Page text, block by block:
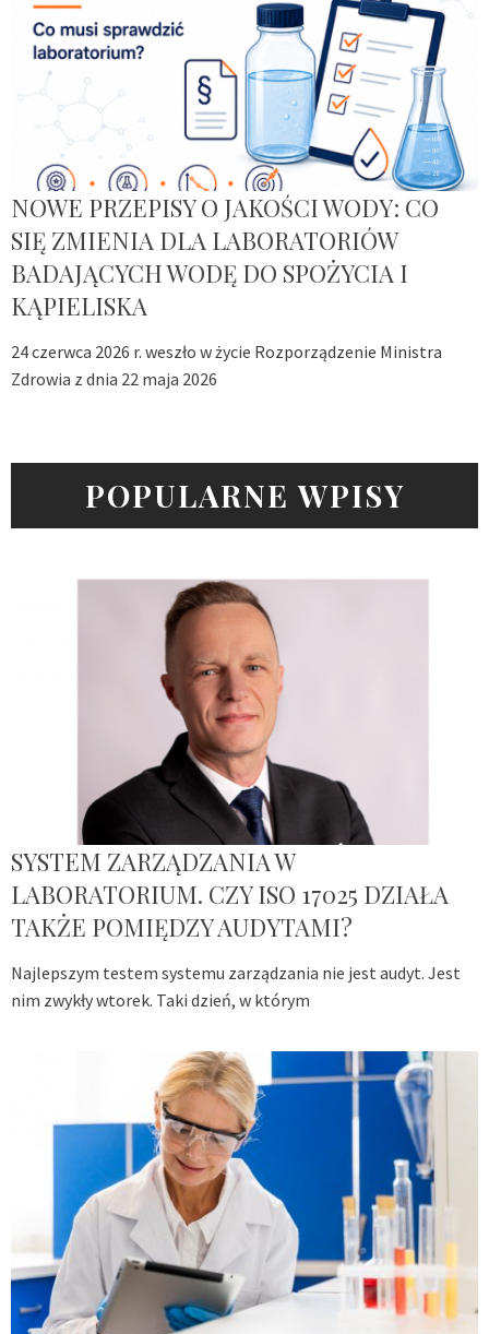
NOWE PRZEPISY O JAKOŚCI WODY: CO
SIĘ ZMIENIA DLA LABORATORIÓW
BADAJĄCYCH WODĘ DO SPOŻYCIA I
KĄPIELISKA
24 czerwca 2026 r. weszło w życie Rozporządzenie Ministra
Zdrowia z dnia 22 maja 2026
POPULARNE WPISY
SYSTEM ZARZĄDZANIA W
LABORATORIUM. CZY ISO 17025 DZIAŁA
TAKŻE POMIĘDZY AUDYTAMI?
Najlepszym testem systemu zarządzania nie jest audyt. Jest
nim zwykły wtorek. Taki dzień, w którym